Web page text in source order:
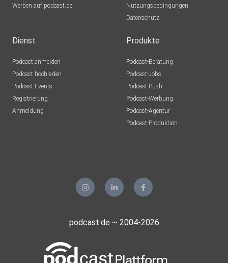
Werben auf podcast.de
Nutzungsbedingungen
Datenschutz
Dienst
Podcast anmelden
Podcast hochladen
Podcast-Events
Registrierung
Anmeldung
Produkte
Podcast-Beratung
Podcast-Jobs
Podcast-Push
Podcast-Werbung
Podcast-Agentur
Podcast-Produktion
podcast.de ~ 2004-2026